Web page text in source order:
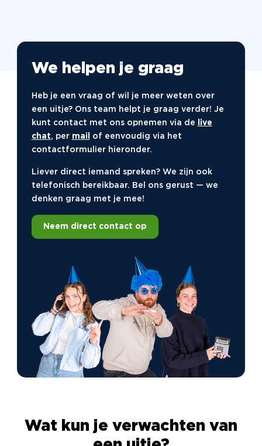
We helpen je graag
Heb je een vraag of wil je meer weten over
een uitje? Ons team helpt je graag verder! Je
kunt contact met ons opnemen via de
live
chat, per mail
of eenvoudig via het
contactformulier hieronder.
Liever direct iemand spreken? We zijn ook
telefonisch bereikbaar. Bel ons gerust — we
denken graag met je mee!
Neem direct contact op
Wat kun je verwachten van